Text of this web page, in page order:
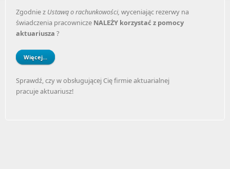
Zgodnie z Ustawą o rachunkowości, wyceniając rezerwy na
świadczenia pracownicze NALEŻY korzystać z pomocy
aktuariusza ?
Więcej...
Sprawdź, czy w obsługującej Cię firmie aktuarialnej
pracuje aktuariusz!